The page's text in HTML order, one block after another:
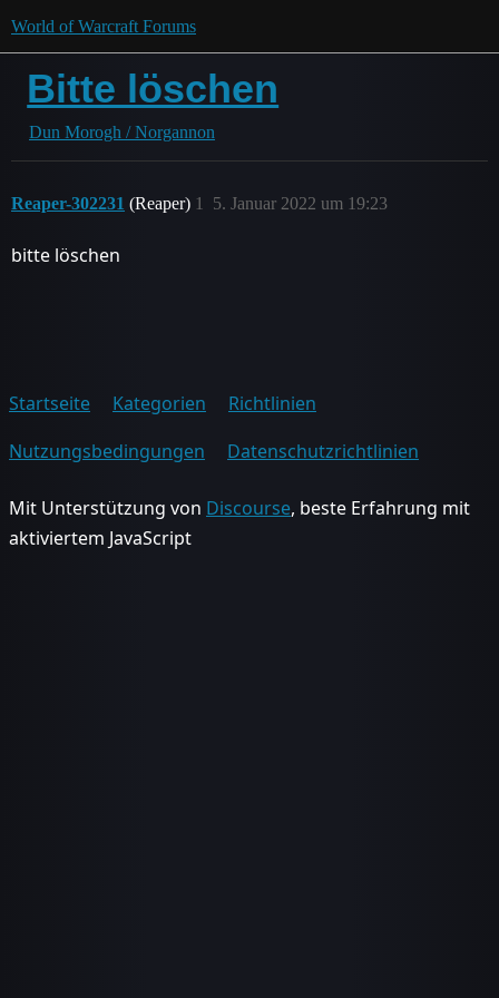
World of Warcraft Forums
Bitte löschen
Dun Morogh / Norgannon
Reaper-302231 (Reaper) 5. Januar 2022 um 19:23
1
bitte löschen
Startseite Kategorien
Richtlinien
Nutzungsbedingungen
Datenschutzrichtlinien
Mit Unterstützung von Discourse, beste Erfahrung mit
aktiviertem JavaScript